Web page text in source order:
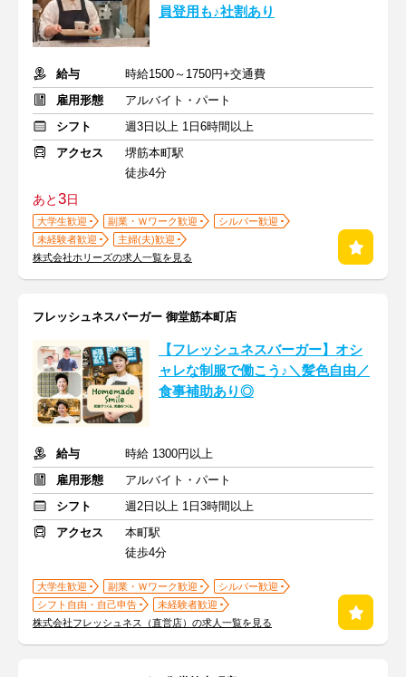
員登用も♪社割あり
給与
時給1500～1750円+交通費
雇用形態
アルバイト・パート
シフト
週3日以上 1日6時間以上
アクセス
堺筋本町駅
徒歩4分
あと3日
大学生歓迎 副業・Ｗワーク歓迎
シルバー歓迎
未経験者歓迎
主婦(夫)歓迎
株式会社ホリーズの求人一覧を見る
フレッシュネスバーガー 御堂筋本町店
【フレッシュネスバーガー】オシ
ャレな制服で働こう♪＼髪色自由／
食事補助あり◎
給与
時給 1300円以上
雇用形態
アルバイト・パート
シフト
週2日以上 1日3時間以上
アクセス
本町駅
徒歩4分
大学生歓迎 副業・Ｗワーク歓迎
シルバー歓迎
シフト自由・自己申告
未経験者歓迎
株式会社フレッシュネス（直営店）の求人一覧を見る